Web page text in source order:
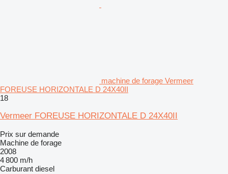
machine de forage Vermeer
FOREUSE HORIZONTALE D 24X40II
18
Vermeer FOREUSE HORIZONTALE D 24X40II
Prix sur demande
Machine de forage
2008
4 800 m/h
Carburant diesel